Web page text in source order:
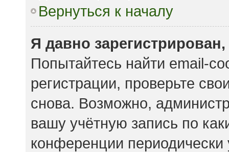
Вернуться к началу
Я давно
Попытайтесь найти email-
регистрации, проверьте
снова. Возможно,
вашу учётную запись по
конференции